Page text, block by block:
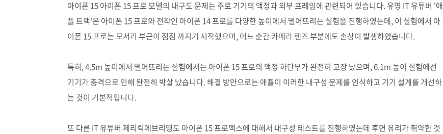
아이폰 15 아이폰 15 프로 모델의 내구도 문제는 주로 기기의 액정과 외부 프레임에 관련되어 있습니다. 유명 IT 유튜버 '애
플 트랙'은 아이폰 15 프로와 전작인 아이폰 14 프로를 다양한 높이에서 떨어뜨리는 실험을 진행하였는데, 이 실험에서 아
이폰 15 프로는 모서리 부근이 점점 까지기 시작했으며, 어느 순간 카메라 렌즈 부분에도 손상이 발생하였습니다.
특히, 4.5m 높이에서 떨어뜨리는 실험에서는 아이폰 15 프로의 액정 하단부가 완전히 고장 났으며, 6.1m 높이 실험에선
기기가 충격으로 인해 완전히 박살 났습니다. 해결 방안으로는 애플이 이러한 내구성 문제를 인식하고 기기 설계를 개선하
는 것이 기본적입니다.
또 다른 IT 유튜버 제리릭에브리띵도 아이폰 15 프로맥스에 대해서 내구성 테스트를 진행하였는데 후면 유리가 취약한 것